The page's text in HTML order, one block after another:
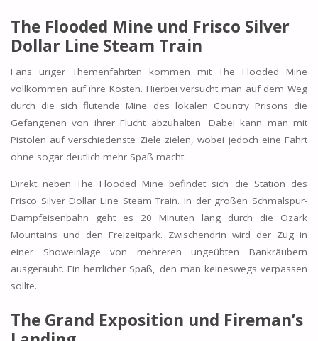
The Flooded Mine und Frisco Silver
Dollar Line Steam Train
Fans uriger Themenfahrten kommen mit The Flooded Mine
vollkommen auf ihre Kosten. Hierbei versucht man auf dem Weg
durch die sich flutende Mine des lokalen Country Prisons die
Gefangenen von ihrer Flucht abzuhalten. Dabei kann man mit
Pistolen auf verschiedenste Ziele zielen, wobei jedoch eine Fahrt
ohne sogar deutlich mehr Spaß macht.
Direkt neben The Flooded Mine befindet sich die Station des
Frisco Silver Dollar Line Steam Train. In der großen Schmalspur-
Dampfeisenbahn geht es 20 Minuten lang durch die Ozark
Mountains und den Freizeitpark. Zwischendrin wird der Zug in
einer Showeinlage von mehreren ungeübten Bankräubern
ausgeraubt. Ein herrlicher Spaß, den man keineswegs verpassen
sollte.
The Grand Exposition und Fireman’s